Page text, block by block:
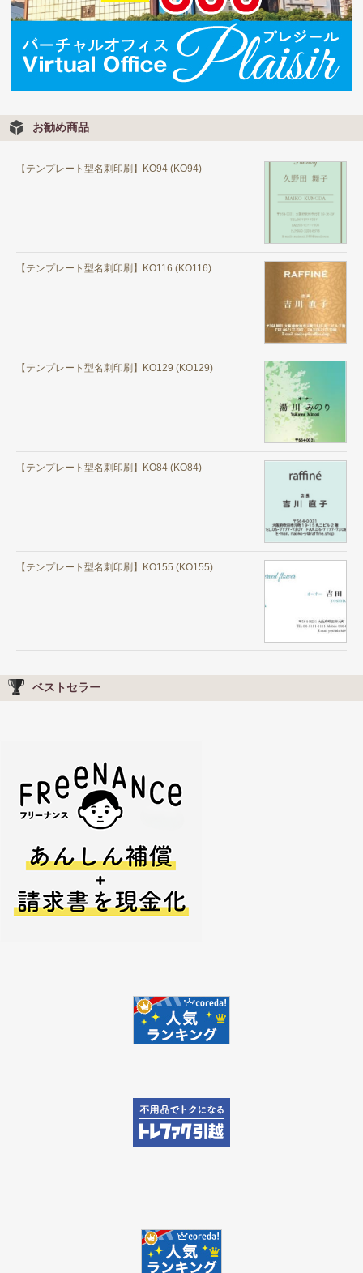
お勧め商品
【テンプレート型名刺印刷】KO94 (KO94)
【テンプレート型名刺印刷】KO116 (KO116)
【テンプレート型名刺印刷】KO129 (KO129)
【テンプレート型名刺印刷】KO84 (KO84)
【テンプレート型名刺印刷】KO155 (KO155)
ベストセラー